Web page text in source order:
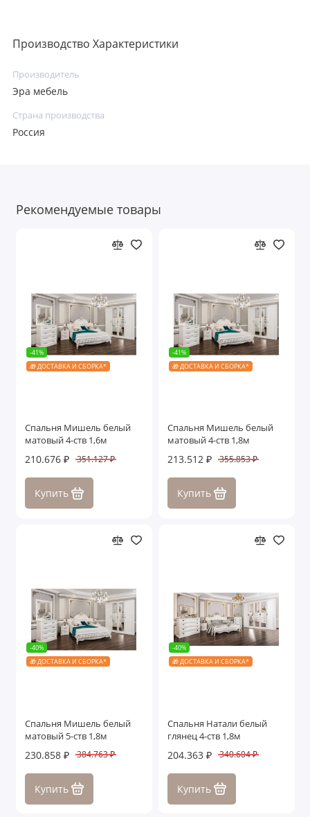
Производство Характеристики
Производитель
Эра мебель
Страна производства
Россия
Рекомендуемые товары
-41%
🎁 ДОСТАВКА И СБОРКА*
Спальня Мишель белый
матовый 4-ств 1,6м
210.676 ₽ 351.127 ₽
Купить
-41%
🎁 ДОСТАВКА И СБОРКА*
Спальня Мишель белый
матовый 4-ств 1,8м
213.512 ₽ 355.853 ₽
Купить
-40%
🎁 ДОСТАВКА И СБОРКА*
Спальня Мишель белый
матовый 5-ств 1,8м
230.858 ₽ 384.763 ₽
Купить
-40%
🎁 ДОСТАВКА И СБОРКА*
Спальня Натали белый
глянец 4-ств 1,8м
204.363 ₽ 340.604 ₽
Купить